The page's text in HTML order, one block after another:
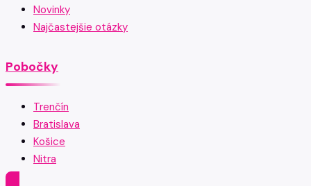
Novinky
Najčastejšie otázky
Pobočky
Trenčín
Bratislava
Košice
Nitra